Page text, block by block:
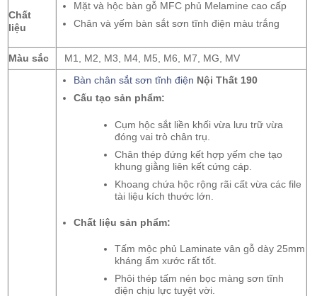
Chất
liệu
Mặt và hộc bàn gỗ MFC phủ Melamine cao cấp
Chân và yếm bàn sắt sơn tĩnh điện màu trắng
Màu sắc M1, M2, M3, M4, M5, M6, M7, MG, MV
Bàn chân sắt sơn tĩnh điện Nội Thất 190
Cấu tạo sản phẩm:
Cụm hộc sắt liền khối vừa lưu trữ vừa
đóng vai trò chân trụ.
Chân thép đứng kết hợp yếm che tạo
khung giằng liên kết cứng cáp.
Khoang chứa hộc rộng rãi cất vừa các file
tài liệu kích thước lớn.
Chất liệu sản phẩm:
Tấm mộc phủ Laminate vân gỗ dày 25mm
kháng ẩm xước rất tốt.
Phôi thép tấm nén bọc màng sơn tĩnh
điện chịu lực tuyệt vời.